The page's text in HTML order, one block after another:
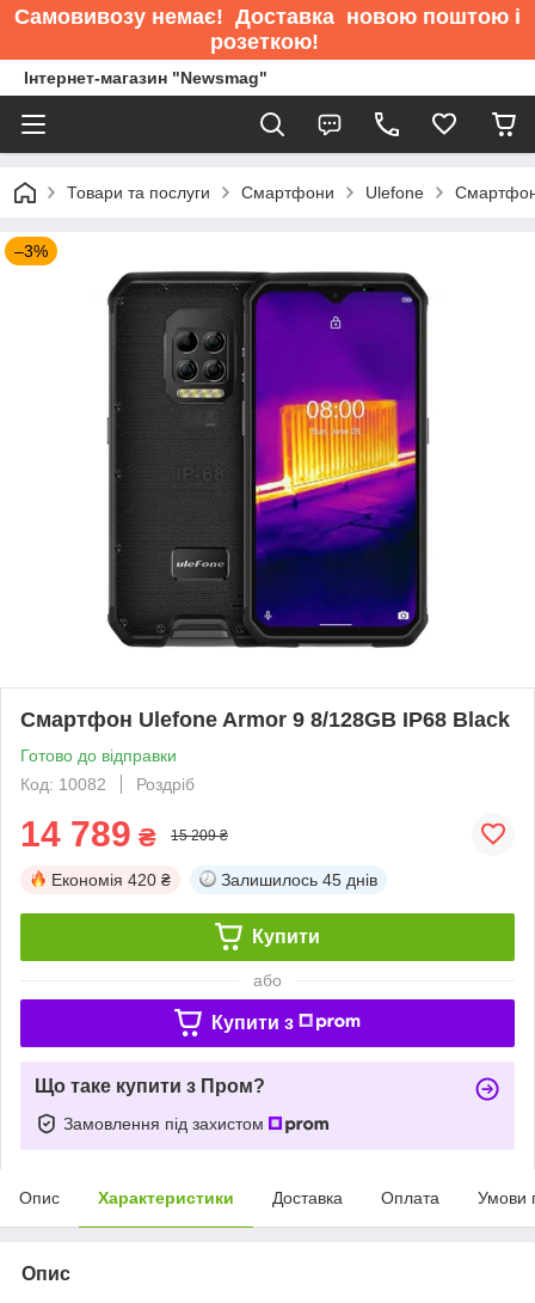
Самовивозу немає! Доставка новою поштою і
розеткою!
Інтернет-магазин "Newsmag"
Товари та послуги Смартфони Ulefone
–3%
Смартфон Ulefone Armor 9 8/128GB IP68 Black
Готово до відправки
Код: 10082
Роздріб
14 789 ₴ 15 209 ₴
Економія 420 ₴ Залишилось 45 днів
Купити
або
Купити з
Що таке купити з Пром?
Замовлення під захистом
Опис Характеристики Доставка Оплата Умови
Опис